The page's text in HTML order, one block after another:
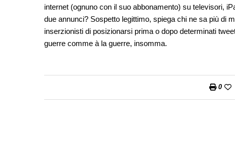
internet (ognuno con il suo abbonamento) su televisori,
due annunci? Sospetto legittimo, spiega chi ne sa più di
inserzionisti di posizionarsi prima o dopo determinati
guerre comme à la guerre, insomma.
0